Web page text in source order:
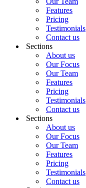
Features
Pricing
Testimonials
Contact us
Sections
About us
Our Focus
Our Team
Features
Pricing
Testimonials
Contact us
Sections
About us
Our Focus
Our Team
Features
Pricing
Testimonials
Contact us